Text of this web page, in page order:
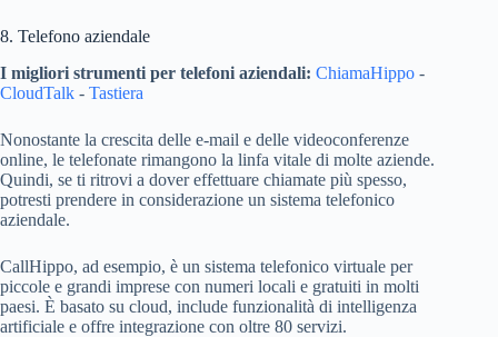
8. Telefono aziendale
I migliori strumenti per telefoni aziendali: ChiamaHippo -
CloudTalk - Tastiera
Nonostante la crescita delle e-mail e delle videoconferenze
online, le telefonate rimangono la linfa vitale di molte aziende.
Quindi, se ti ritrovi a dover effettuare chiamate più spesso,
potresti prendere in considerazione un sistema telefonico
aziendale.
CallHippo, ad esempio, è un sistema telefonico virtuale per
piccole e grandi imprese con numeri locali e gratuiti in molti
paesi. È basato su cloud, include funzionalità di intelligenza
artificiale e offre integrazione con oltre 80 servizi.